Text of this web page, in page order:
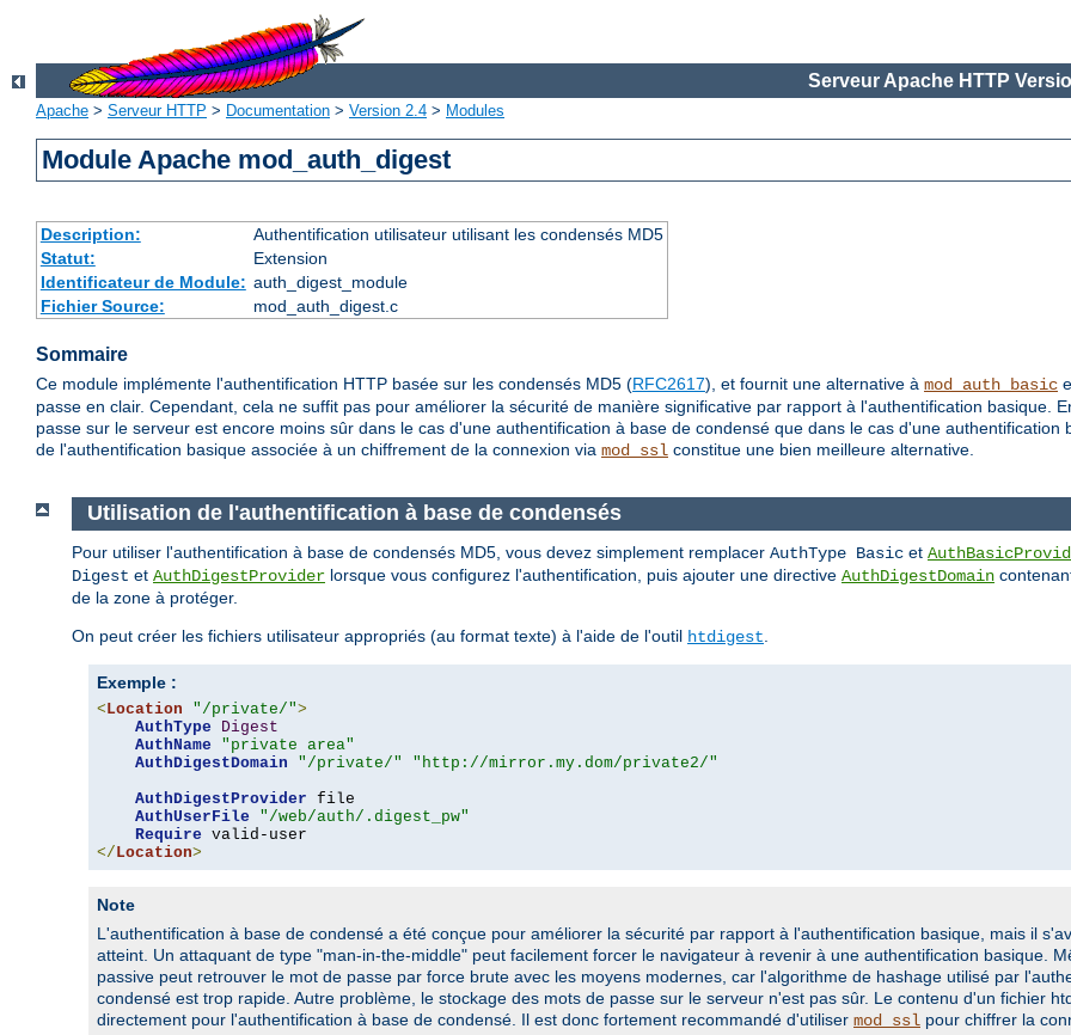
Serveur Apache HTTP
Apache > Serveur HTTP > Documentation > Version 2.4 > Modules
Module Apache mod_auth_digest
Description:
Authentification utilisateur utilisant les condensés MD5
Statut:
Extension
Identificateur de Module: auth_digest_module
Fichier Source:
mod_auth_digest.c
Sommaire
Ce module implémente l'authentification HTTP basée sur les condensés MD5 (RFC2617), et fournit une alternative à mod_auth_basic
passe en clair. Cependant, cela ne suffit pas pour améliorer la sécurité de manière significative par rapport à l'authentification basique.
passe sur le serveur est encore moins sûr dans le cas d'une authentification à base de condensé que dans le cas d'une authentification
de l'authentification basique associée à un chiffrement de la connexion via mod_ssl constitue une bien meilleure alternative.
Utilisation de l'authentification à base de condensés
Pour utiliser l'authentification à base de condensés MD5, vous devez simplement remplacer AuthType Basic et
Digest et AuthDigestProvider lorsque vous configurez l'authentification, puis ajouter une directive AuthDigestDomain
de la zone à protéger.
On peut créer les fichiers utilisateur appropriés (au format texte) à l'aide de l'outil htdigest
Exemple :
< Location "/private/">
AuthType
Digest
AuthName
"private area"
AuthDigestDomain
"/private/"
"http://mirror.my.dom/private2/"
AuthDigestProvider file
AuthUserFile
"/web/auth/.digest_pw"
Require
</ Location>
Note
L'authentification à base de condensé a été conçue pour améliorer la sécurité par rapport à l'authentification basique, mais il
atteint. Un attaquant de type "man-in-the-middle" peut facilement forcer le navigateur à revenir à une authentification basique.
passive peut retrouver le mot de passe par force brute avec les moyens modernes, car l'algorithme de hashage utilisé par
condensé est trop rapide. Autre problème, le stockage des mots de passe sur le serveur n'est pas sûr. Le contenu d'un fichier
directement pour l'authentification à base de condensé. Il est donc fortement recommandé d'utiliser mod_ssl pour chiffrer la